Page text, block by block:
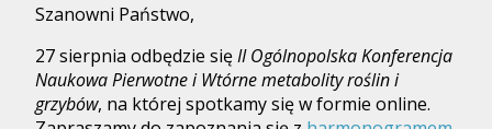
Szanowni Państwo,
27 sierpnia odbędzie sięII Ogólnopolska Konferencja
Naukowa Pierwotne i Wtórne metabolity roślin i
grzybów, na której spotkamy się w formie online.